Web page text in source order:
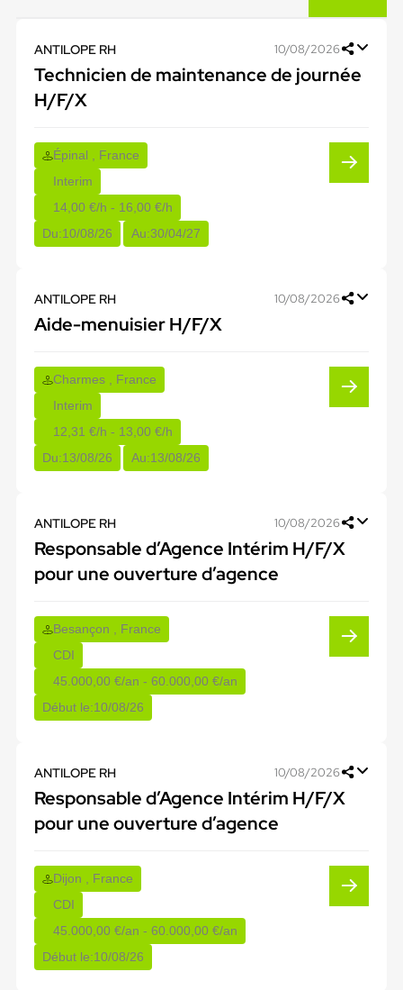
ANTILOPE RH 10/08/2026
Technicien de maintenance de journée
H/F/X
Épinal , France
Interim
14,00 €/h - 16,00 €/h
Du:10/08/26 Au:30/04/27
ANTILOPE RH 10/08/2026
Aide-menuisier H/F/X
Charmes , France
Interim
12,31 €/h - 13,00 €/h
Du:13/08/26 Au:13/08/26
ANTILOPE RH 10/08/2026
Responsable d’Agence Intérim H/F/X
pour une ouverture d’agence
Besançon , France
CDI
45.000,00 €/an - 60.000,00 €/an
Début le:10/08/26
ANTILOPE RH 10/08/2026
Responsable d’Agence Intérim H/F/X
pour une ouverture d’agence
Dijon , France
CDI
45.000,00 €/an - 60.000,00 €/an
Début le:10/08/26